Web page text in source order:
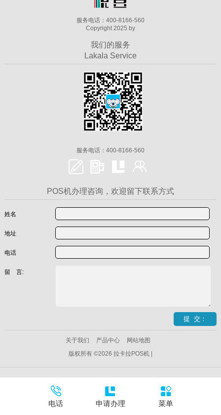
服务电话：400-8166-560
Copyright 2025 by
我们的服务
Lakala Service
服务电话：400-8166-560
POS机办理咨询，欢迎留下联系方式
姓名
地址
电话
留 言:
关于我们 产品中心
网站地图
版权所有 ©2026 拉卡拉POS机 |
电话 申请办理 菜单